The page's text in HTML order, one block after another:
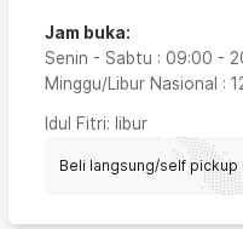
Jam buka:
Senin - Sabtu : 09:00 -
Minggu/Libur Nasional :
Idul Fitri: libur
Beli langsung/self pickup